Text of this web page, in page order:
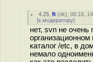
4.25 ,fi (ok), 00:16,
[к модератору]
нет, svn не
каталог /etc, в
немало